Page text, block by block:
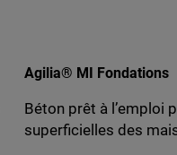
Agilia® MI Fondations
Béton prêt à l’emploi
superficielles des